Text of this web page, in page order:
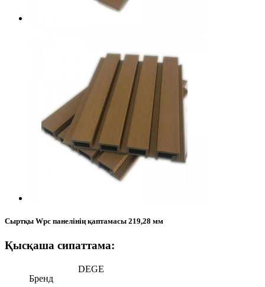
Сыртқы Wpc панелінің қаптамасы 219,28 мм
Қысқаша сипаттама:
Бренд
DEGE